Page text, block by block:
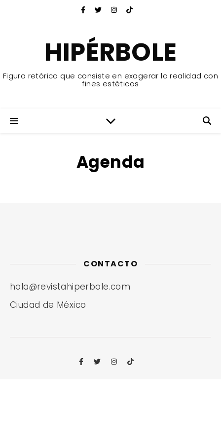
HIPÉRBOLE
Figura retórica que consiste en exagerar la realidad con
fines estéticos
Agenda
CONTACTO
hola@revistahiperbole.com
Ciudad de México